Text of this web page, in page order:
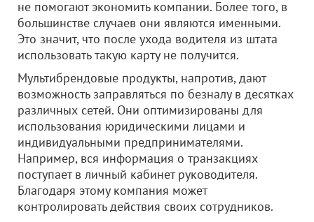
не помогают экономить компании. Более того, в
большинстве случаев они являются именными.
Это значит, что после ухода водителя из штата
использовать такую карту не получится.
Мультибрендовые продукты, напротив, дают
возможность заправляться по безналу в десятках
различных сетей. Они оптимизированы для
использования юридическими лицами и
индивидуальными предпринимателями.
Например, вся информация о транзакциях
поступает в личный кабинет руководителя.
Благодаря этому компания может
контролировать действия своих сотрудников.